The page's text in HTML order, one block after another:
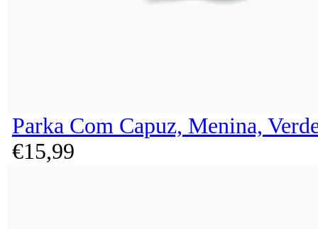
Parka Com Capuz, Menina,
€15,99